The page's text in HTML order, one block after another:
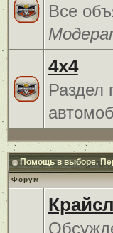
Все
4x4
Раздел
Помощь в выборе.
Форум